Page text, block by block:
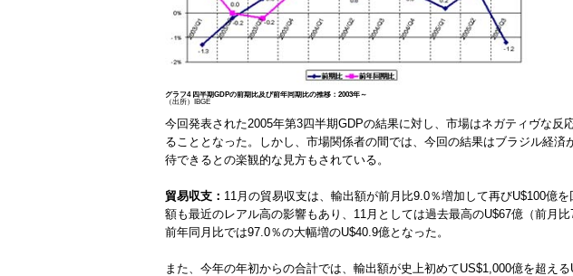
グラフ4 四半期GDPの前期比及び前年同期比の推移：2003年～
（出所）IBGE
今回発表された2005年第3四半期GDPの結果に対し、市場はネガティヴな
ることとなった。しかし、市場関係者の間では、今回の結果はブラジル経
待できるとの楽観的な見方もされている。
貿易収支： 11月の貿易収支は、輸出額が前月比9.0％増加して再びU$100億
額も最近のレアル高の影響もあり、11月としては過去最高のU$67億（前月
前年同月比では97.0％の大幅増のU$40.9億となった。
また、今年の年初からの合計では、輸出額が史上初めてUS$1,000億を超え